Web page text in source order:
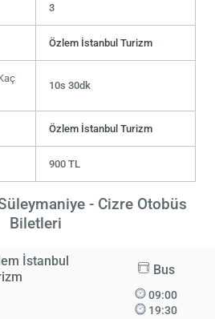
3
Özlem İstanbul Turizm
10s 30dk
Özlem İstanbul Turizm
900 TL
- Cizre Otobüs
Biletleri
İstanbul
Bus
09:00
19:30